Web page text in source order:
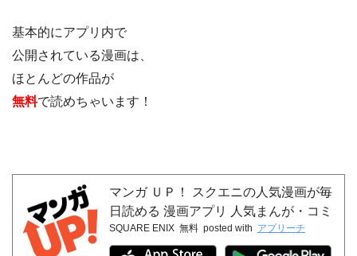
基本的にアプリ内で
公開されている漫画は、
ほとんどの作品が
無料で読めちゃいます！
マンガ ＵＰ！ スクエニの人気漫画が毎
日読める 漫画アプリ 人気まんが・コミ
ックが無料
SQUARE ENIX 無料 posted with アプリーチ